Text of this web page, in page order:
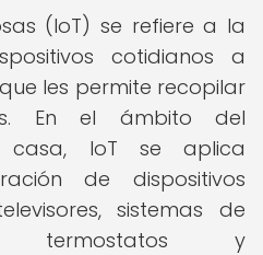
(IoT) se refiere a la
cotidianos a
les permite recopilar
En el ámbito del
casa, IoT se aplica
de dispositivos
sistemas de
termostatos y